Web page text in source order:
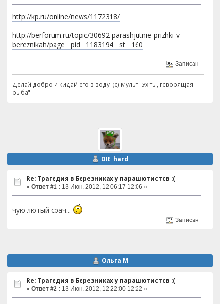
http://kp.ru/online/news/1172318/
http://berforum.ru/topic/30692-parashjutnie-prizhki-v-
bereznikah/page__pid__1183194__st__160
Записан
Делай добро и кидай его в воду. (с) Мульт "Ух ты, говорящая
рыба"
DIE_hard
Re: Трагедия в Березниках у парашютистов :(
« Ответ #1 : 13 Июн. 2012, 12:06:17 12:06 »
чую лютый срач...
Записан
Ольга М
Re: Трагедия в Березниках у парашютистов :(
« Ответ #2 : 13 Июн. 2012, 12:22:00 12:22 »